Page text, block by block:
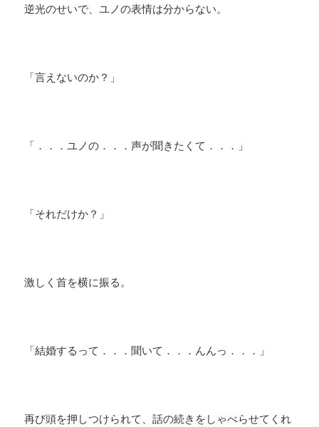
逆光のせいで、ユノの表情は分からない。
「言えないのか？」
「．．．ユノの．．．声が聞きたくて．．．」
「それだけか？」
激しく首を横に振る。
「結婚するって．．．聞いて．．．んんっ．．．」
再び頭を押しつけられて、話の続きをしゃべらせてくれ